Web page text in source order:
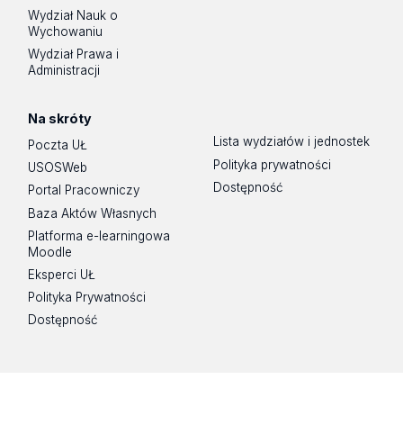
Wydział Nauk o
Wychowaniu
Wydział Prawa i
Administracji
Na skróty
Poczta UŁ
USOSWeb
Portal Pracowniczy
Baza Aktów Własnych
Platforma e-learningowa
Moodle
Eksperci UŁ
Polityka Prywatności
Dostępność
Lista wydziałów i jednostek
Polityka prywatności
Dostępność